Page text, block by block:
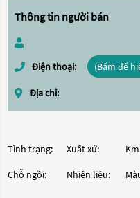
Thông tin người bán
Điện thoại: (Bấm để
Địa chỉ:
Tình trạng: Xuất xứ:
Chỗ ngồi: Nhiên liệu: